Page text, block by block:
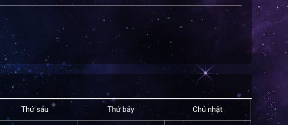
Thứ sáu Thứ bảy Chủ nhật